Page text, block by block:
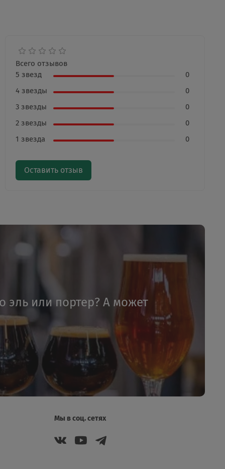
Всего отзывов
5 звезд
0
4 звезды
0
3 звезды
0
2 звезды
0
1 звезда
0
Оставить отзыв
эль или портер? А может
Мы в соц. сетях